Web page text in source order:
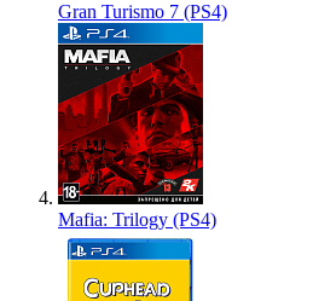
Gran Turismo 7 (PS4)
Mafia: Trilogy (PS4)